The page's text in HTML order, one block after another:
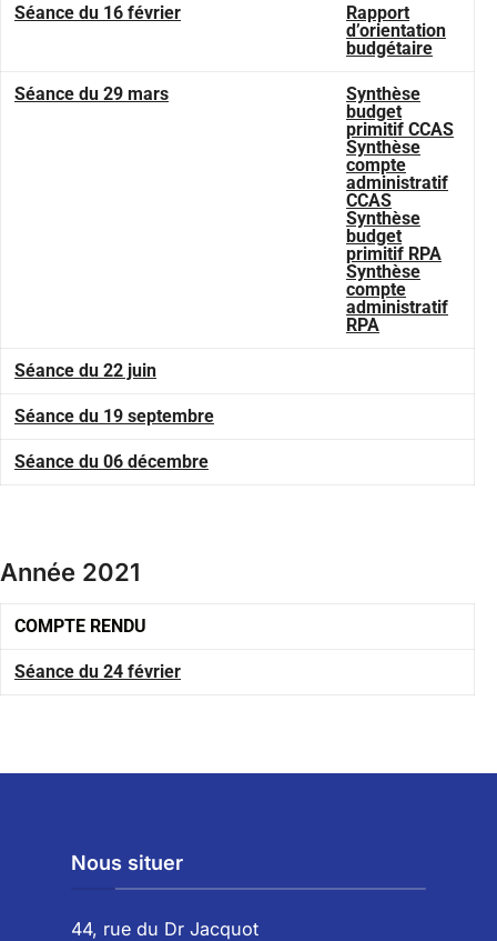
Séance du 16 février
Rapport
d’orientation
budgétaire
Séance du 29 mars
Synthèse
budget
primitif CCAS
Synthèse
compte
administratif
CCAS
Synthèse
budget
primitif RPA
Synthèse
compte
administratif
RPA
Séance du 22 juin
Séance du 19 septembre
Séance du 06 décembre
Année 2021
COMPTE RENDU
Séance du 24 février
Nous situer
44, rue du Dr Jacquot